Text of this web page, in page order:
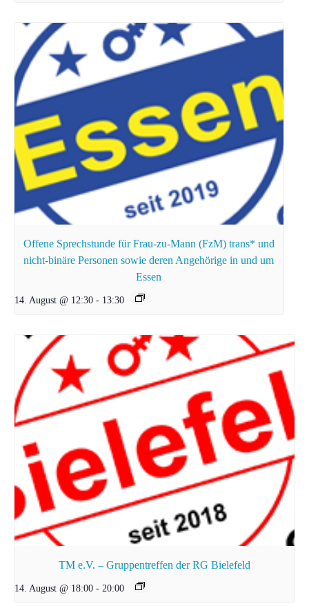
Offene Sprechstunde für Frau-zu-Mann (FzM) trans* und
nicht-binäre Personen sowie deren Angehörige in und um
Essen
14. August @ 12:30 - 13:30
TM e.V. – Gruppentreffen der RG Bielefeld
14. August @ 18:00 - 20:00